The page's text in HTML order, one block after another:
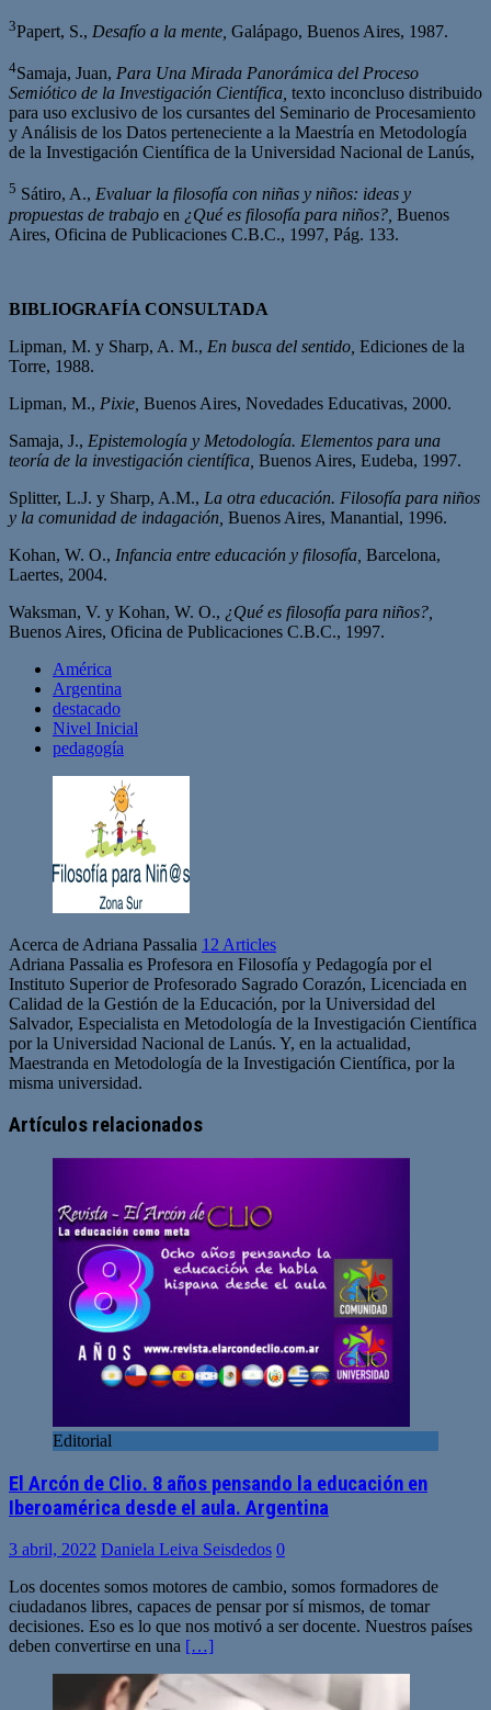
3Papert, S., Desafío a la mente, Galápago, Buenos Aires, 1987.
4Samaja, Juan, Para Una Mirada Panorámica del Proceso
Semiótico de la Investigación Científica, texto inconcluso distribuido
para uso exclusivo de los cursantes del Seminario de Procesamiento
y Análisis de los Datos perteneciente a la Maestría en Metodología
de la Investigación Científica de la Universidad Nacional de Lanús,
5 Sátiro, A., Evaluar la filosofía con niñas y niños: ideas y
propuestas de trabajo en ¿Qué es filosofía para niños?, Buenos
Aires, Oficina de Publicaciones C.B.C., 1997, Pág. 133.
BIBLIOGRAFÍA CONSULTADA
Lipman, M. y Sharp, A. M., En busca del sentido, Ediciones de la
Torre, 1988.
Lipman, M., Pixie, Buenos Aires, Novedades Educativas, 2000.
Samaja, J., Epistemología y Metodología. Elementos para una
teoría de la investigación científica, Buenos Aires, Eudeba, 1997.
Splitter, L.J. y Sharp, A.M., La otra educación. Filosofía para niños
y la comunidad de indagación, Buenos Aires, Manantial, 1996.
Kohan, W. O., Infancia entre educación y filosofía, Barcelona,
Laertes, 2004.
Waksman, V. y Kohan, W. O., ¿Qué es filosofía para niños?,
Buenos Aires, Oficina de Publicaciones C.B.C., 1997.
América
Argentina
destacado
Nivel Inicial
pedagogía
Acerca de Adriana Passalia 12 Articles
Adriana Passalia es Profesora en Filosofía y Pedagogía por el
Instituto Superior de Profesorado Sagrado Corazón, Licenciada en
Calidad de la Gestión de la Educación, por la Universidad del
Salvador, Especialista en Metodología de la Investigación Científica
por la Universidad Nacional de Lanús. Y, en la actualidad,
Maestranda en Metodología de la Investigación Científica, por la
misma universidad.
Artículos relacionados
Editorial
El Arcón de Clio. 8 años pensando la educación en
Iberoamérica desde el aula. Argentina
3 abril, 2022 Daniela Leiva Seisdedos 0
Los docentes somos motores de cambio, somos formadores de
ciudadanos libres, capaces de pensar por sí mismos, de tomar
decisiones. Eso es lo que nos motivó a ser docente. Nuestros países
deben convertirse en una […]